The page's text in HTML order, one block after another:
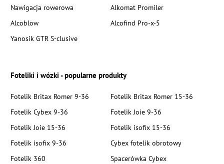
Nawigacja rowerowa
Alkomat Promiler
Alcoblow
Alcofind Pro-x-5
Yanosik GTR S-clusive
Foteliki i wózki - popularne produkty
Fotelik Britax Romer 9-36
Fotelik Britax Romer 15-36
Fotelik Cybex 9-36
Fotelik Joie 9-36
Fotelik Joie 15-36
Fotelik isofix 15-36
Fotelik isofix 9-36
Cybex fotelik obrotowy
Fotelik 360
Spacerówka Cybex